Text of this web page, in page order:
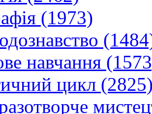
(1973)
навчання
цикл